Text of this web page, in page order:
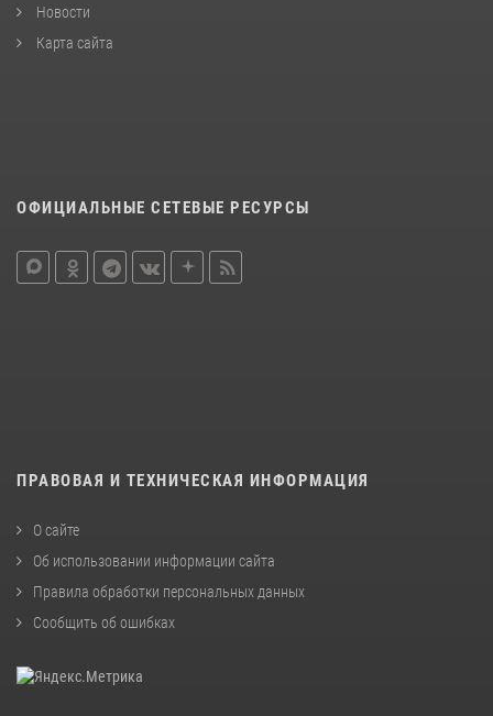
Новости
Карта сайта
ОФИЦИАЛЬНЫЕ СЕТЕВЫЕ РЕСУРСЫ
ПРАВОВАЯ И ТЕХНИЧЕСКАЯ ИНФОРМАЦИЯ
О сайте
Об использовании информации сайта
Правила обработки персональных данных
Сообщить об ошибках